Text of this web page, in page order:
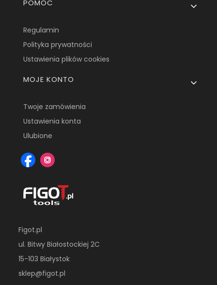
POMOC
Regulamin
Polityka prywatności
Ustawienia plików cookies
MOJE KONTO
Twoje zamówienia
Ustawienia konta
Ulubione
Figot.pl
ul. Bitwy Białostockiej 2C
15-103 Białystok
sklep@figot.pl